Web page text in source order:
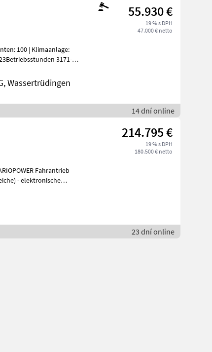
55.930 €
19 % s DPH
47.000 € netto
100 | Klimaanlage:
3171---
Wassertrüdingen
14 dní online
214.795 €
19 % s DPH
180.500 € netto
23 dní online